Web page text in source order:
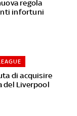
regola
infortuni
di acquisire
del Liverpool